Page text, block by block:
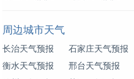
周边城市天气
长治天气预报 石家庄天气预报
衡水天气预报
邢台天气预报